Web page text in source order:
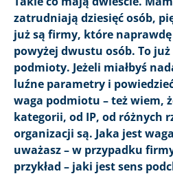
zatrudniają dziesięć osób,
już są firmy, które
powyżej dwustu osób. To
podmioty. Jeżeli miałbyś
luźne parametry i
waga podmiotu – też wiem,
kategorii, od IP, od różnych
organizacji są. Jaka jest
uważasz – w przypadku
przykład – jaki jest sens